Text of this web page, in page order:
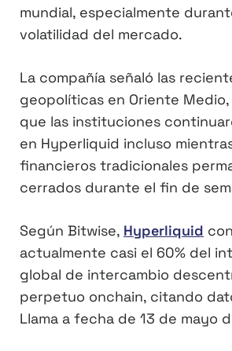
mundial, especialmente
volatilidad del mercado.
La compañía señaló las
geopolíticas en Oriente Medio,
que las instituciones
en Hyperliquid incluso
financieros tradicionales
cerrados durante el fin de
Según Bitwise, Hyperliquid
actualmente casi el 60% del
global de intercambio
perpetuo onchain, citando
Llama a fecha de 13 de mayo